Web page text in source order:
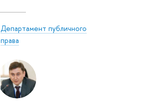
Департамент публичного
права